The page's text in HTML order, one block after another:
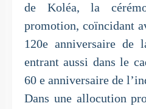
de Koléa, la
promotion, coïncidant
120e anniversaire de
entrant aussi dans le
60 e anniversaire de
Dans une allocution